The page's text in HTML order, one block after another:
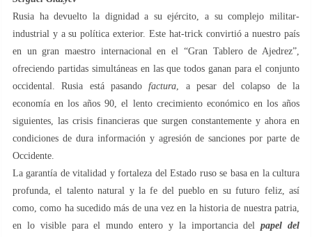
Rusia ha devuelto la dignidad a su ejército, a su complejo militar-
industrial y a su política exterior. Este hat-trick convirtió a nuestro país
en un gran maestro internacional en el “Gran Tablero de Ajedrez”,
ofreciendo partidas simultáneas en las que todos ganan para el conjunto
occidental. Rusia está pasandofactura , a pesar del colapso de la
economía en los años 90, el lento crecimiento económico en los años
siguientes, las crisis financieras que surgen constantemente y ahora en
condiciones de dura información y agresión de sanciones por parte de
Occidente.
La garantía de vitalidad y fortaleza del Estado ruso se basa en la cultura
profunda, el talento natural y la fe del pueblo en su futuro feliz, así
como, como ha sucedido más de una vez en la historia de nuestra patria,
en lo visible para el mundo entero y la importancia delpapel del